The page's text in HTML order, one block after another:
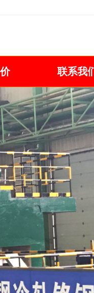
联系我
抛丸机咨询热线